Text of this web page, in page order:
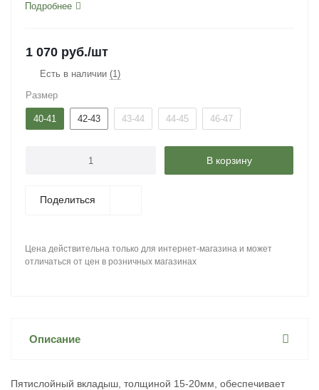
Подробнее
1 070 руб./шт
Есть в наличии (1)
Размер
40-41 42-43 43-44 44-45 46-47
В корзину
Поделиться
Цена действительна только для интернет-магазина и может
отличаться от цен в розничных магазинах
Описание
Пятислойный вкладыш, толщиной 15-20мм, обеспечивает